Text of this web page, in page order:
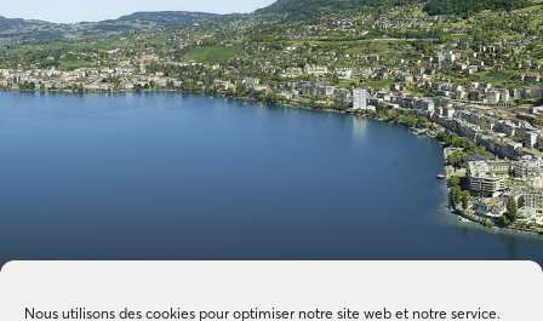
Nous utilisons des cookies pour optimiser notre site web et notre service.